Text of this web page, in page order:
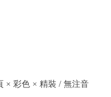
× 彩色 × 精裝 / 無注音